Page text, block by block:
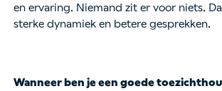
en ervaring. Niemand zit er voor niets.
sterke dynamiek en betere gesprekken.
Wanneer ben je een goede